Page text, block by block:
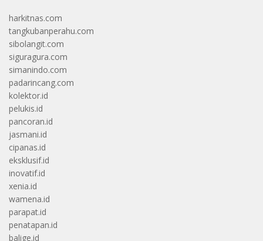
harkitnas.com
tangkubanperahu.com
sibolangit.com
siguragura.com
simanindo.com
padarincang.com
kolektor.id
pelukis.id
pancoran.id
jasmani.id
cipanas.id
eksklusif.id
inovatif.id
xenia.id
wamena.id
parapat.id
penatapan.id
balige.id